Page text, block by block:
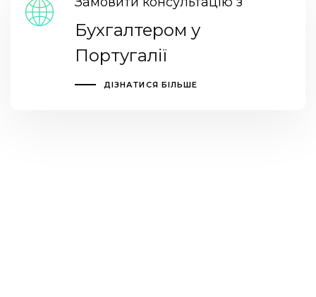
Бухгалтером у
Португалії
ДІЗНАТИСЯ БІЛЬШЕ